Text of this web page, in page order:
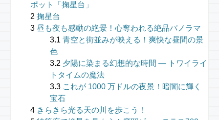
ポット「掬星台」
掬星台
昼も夜も感動の絶景！心奪われる絶品パノラマ
青空と街並みが映える！爽快な昼間の景
色
夕陽に染まる幻想的な時間 — トワイライ
トタイムの魔法
これが 1000 万ドルの夜景！暗闇に輝く
宝石
きらきら光る天の川を歩こう！